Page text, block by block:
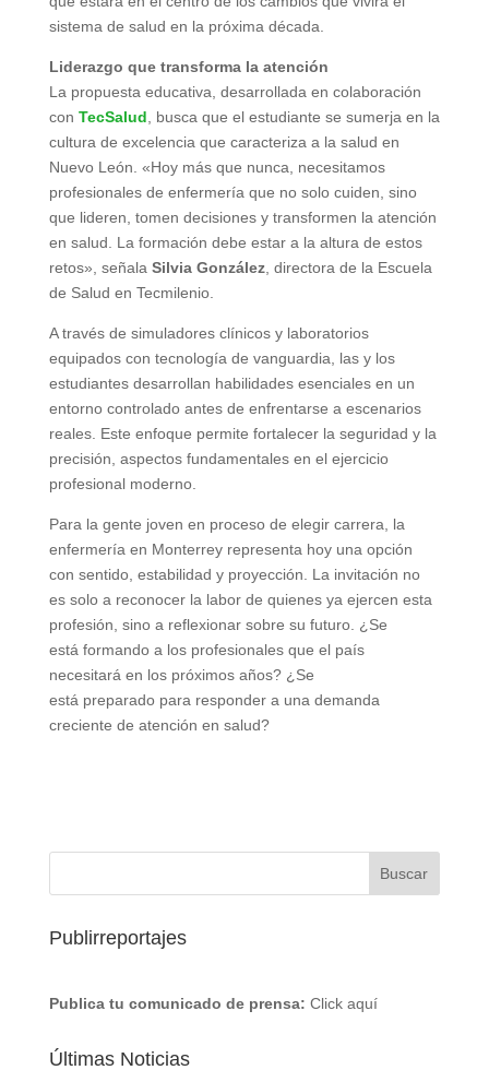
sistema de salud en la próxima década.
Liderazgo que transforma la atención
La propuesta educativa, desarrollada en colaboración
con TecSalud , busca que el estudiante se sumerja en la
cultura de excelencia que caracteriza a la salud en
Nuevo León. «Hoy más que nunca, necesitamos
profesionales de enfermería que no solo cuiden, sino
que lideren, tomen decisiones y transformen la atención
en salud. La formación debe estar a la altura de estos
retos», señala Silvia González, directora de la Escuela
de Salud en Tecmilenio.
A través de simuladores clínicos y laboratorios
equipados con tecnología de vanguardia, las y los
estudiantes desarrollan habilidades esenciales en un
entorno controlado antes de enfrentarse a escenarios
reales. Este enfoque permite fortalecer la seguridad y la
precisión, aspectos fundamentales en el ejercicio
profesional moderno.
Para la gente joven en proceso de elegir carrera, la
enfermería en Monterrey representa hoy una opción
con sentido, estabilidad y proyección. La invitación no
es solo a reconocer la labor de quienes ya ejercen esta
profesión, sino a reflexionar sobre su futuro. ¿Se
está formando a los profesionales que el país
necesitará en los próximos años? ¿Se
está preparado para responder a una demanda
creciente de atención en salud?
Publirreportajes
Publica tu comunicado de prensa: Click aquí
Últimas Noticias